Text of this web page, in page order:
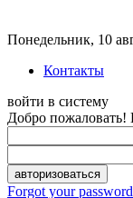
Понедельник, 10
Контакты
войти в систему
Добро пожаловать!
Forgot your